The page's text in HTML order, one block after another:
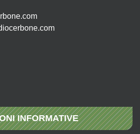
INFORMATIVE